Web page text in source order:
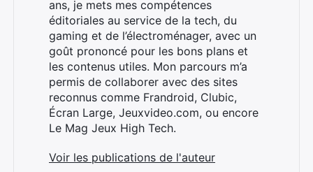
ans, je mets mes compétences
éditoriales au service de la tech, du
gaming et de l’électroménager, avec un
goût prononcé pour les bons plans et
les contenus utiles. Mon parcours m’a
permis de collaborer avec des sites
reconnus comme Frandroid, Clubic,
Écran Large, Jeuxvideo.com, ou encore
Le Mag Jeux High Tech.
Voir les publications de l'auteur